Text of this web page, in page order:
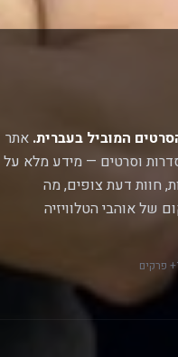
אתר
וסרטים — מידע מלא על
חוות דעת צופים, מה
של אוהבי הטלוויזיה